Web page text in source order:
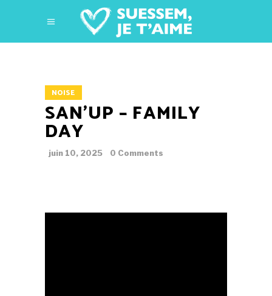
NOISE
SAN’UP – FAMILY
DAY
juin 10, 2025 0 Comments